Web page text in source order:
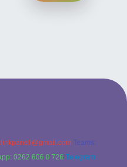
Teams:
0262 606 0 726 Telegram: